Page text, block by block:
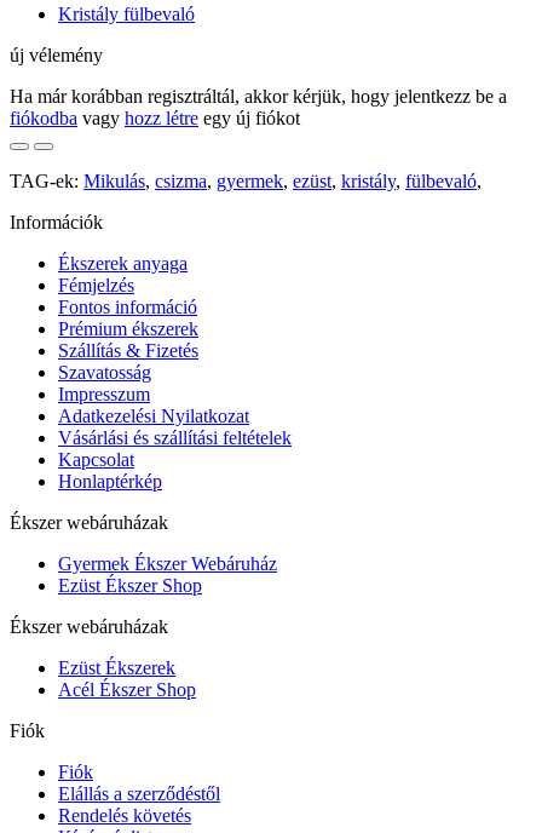
Kristály fülbevaló
új vélemény
Ha már korábban regisztráltál, akkor kérjük, hogy jelentkezz be a
fiókodba vagy hozz létre egy új fiókot
TAG-ek: Mikulás, csizma, gyermek, ezüst, kristály, fülbevaló,
Információk
Ékszerek anyaga
Fémjelzés
Fontos információ
Prémium ékszerek
Szállítás & Fizetés
Szavatosság
Impresszum
Adatkezelési Nyilatkozat
Vásárlási és szállítási feltételek
Kapcsolat
Honlaptérkép
Ékszer webáruházak
Gyermek Ékszer Webáruház
Ezüst Ékszer Shop
Ékszer webáruházak
Ezüst Ékszerek
Acél Ékszer Shop
Fiók
Fiók
Elállás a szerződéstől
Rendelés követés